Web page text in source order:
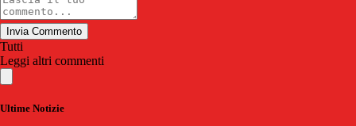
Invia Commento
Tutti
Leggi altri commenti
Ultime Notizie